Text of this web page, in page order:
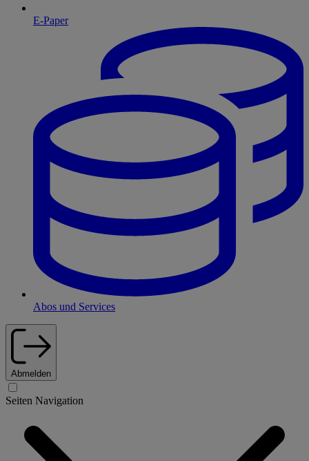
E-Paper
Abos und Services
Abmelden
Seiten Navigation